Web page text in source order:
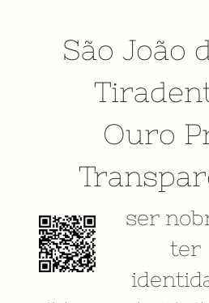
São João
Ouro
ser
ter